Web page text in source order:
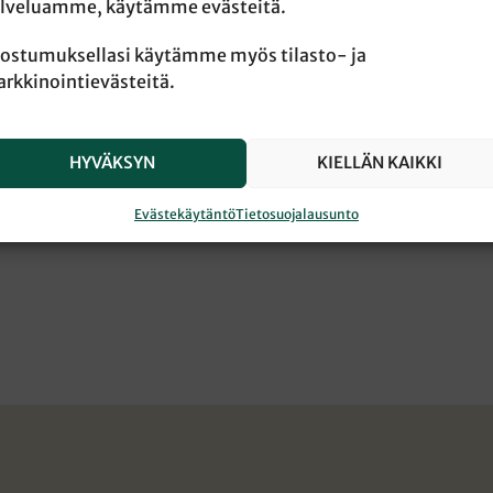
käytämme evästeitä.
käytämme myös tilasto- ja
HYVÄKSYN KIELLÄN KAIKKI
EvästekäytäntöTietosuojalausunto